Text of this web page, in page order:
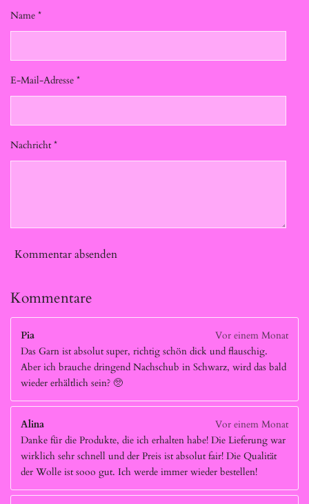
Name *
E-Mail-Adresse *
Nachricht *
Kommentar absenden
Kommentare
Pia
Vor einem Monat
Das Garn ist absolut super, richtig schön dick und flauschig.
Aber ich brauche dringend Nachschub in Schwarz, wird das bald
wieder erhältlich sein? 🥺
Alina
Vor einem Monat
Danke für die Produkte, die ich erhalten habe! Die Lieferung war
wirklich sehr schnell und der Preis ist absolut fair! Die Qualität
der Wolle ist sooo gut. Ich werde immer wieder bestellen!